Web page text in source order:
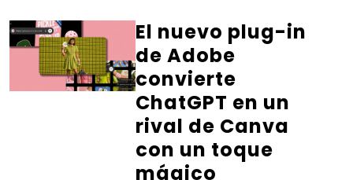
El nuevo plug-in
de Adobe
convierte
ChatGPT en un
rival de Canva
con un toque
mágico